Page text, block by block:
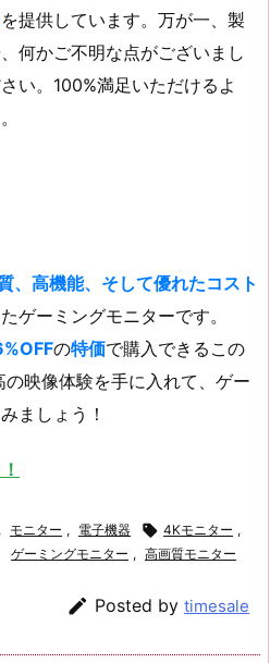
を提供しています。万が一、製
何かご不明な点がございまし
い。100%満足いただけるよ
、高機能、そして優れたコスト
ゲーミングモニターです。
の特価で購入できるこの
映像体験を手に入れて、ゲー
ましょう！
, モニター , 電子機器  4Kモニター ,
ゲーミングモニター , 高画質モニター
 Posted by timesale